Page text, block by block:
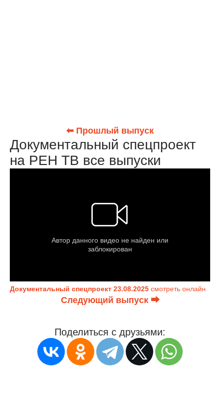
⬅ Прошлый выпуск
Документальный спецпроект
на РЕН ТВ все выпуски
Документальный спецпроект 23.08.2025 смотреть онлайн
Следующий выпуск ⮕
Поделиться с друзьями: